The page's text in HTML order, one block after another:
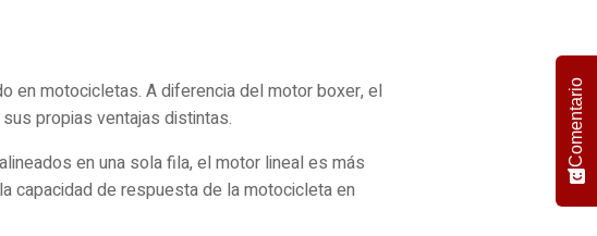
en motocicletas. A diferencia del motor boxer, el
propias ventajas distintas.
en una sola fila, el motor lineal es más
capacidad de respuesta de la motocicleta en
Comentario